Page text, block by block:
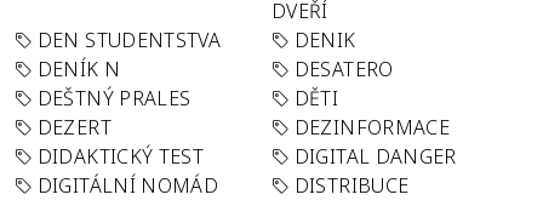
DVEŘÍ
DEN STUDENTSTVA
DENIK
DENÍK N
DESATERO
DEŠTNÝ PRALES
DĚTI
DEZERT
DEZINFORMACE
DIDAKTICKÝ TEST
DIGITAL DANGER
DIGITÁLNÍ NOMÁD
DISTRIBUCE